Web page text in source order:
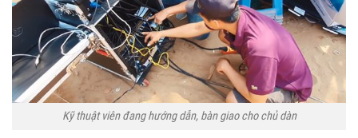
Kỹ thuật viên đang hướng dẫn, bàn giao cho chủ dàn